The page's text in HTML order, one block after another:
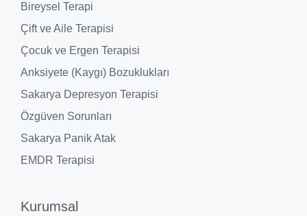
Bireysel Terapi
Çift ve Aile Terapisi
Çocuk ve Ergen Terapisi
Anksiyete (Kaygı) Bozuklukları
Sakarya Depresyon Terapisi
Özgüven Sorunları
Sakarya Panik Atak
EMDR Terapisi
Kurumsal